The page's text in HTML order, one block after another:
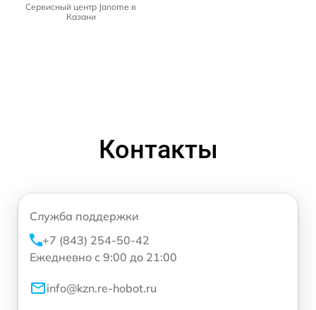
Сервисный центр Janome в
Казани
Контакты
Служба поддержки
+7 (843) 254-50-42
Ежедневно с 9:00 до 21:00
info@kzn.re-hobot.ru